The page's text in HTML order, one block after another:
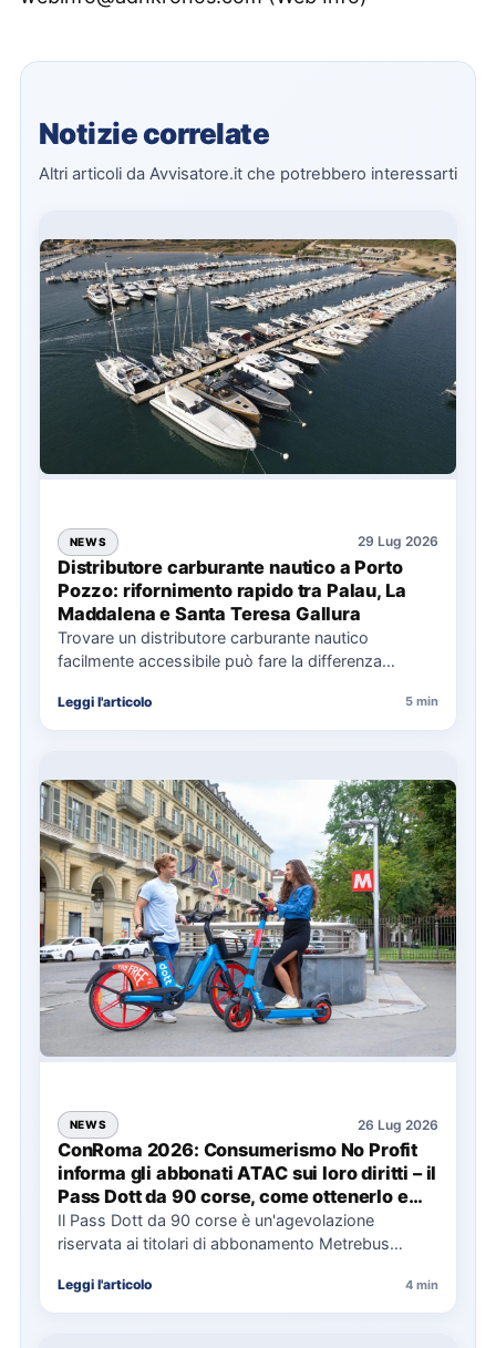
Notizie correlate
Altri articoli da Avvisatore.it che potrebbero interessarti
NEWS 29 Lug 2026
Distributore carburante nautico a Porto
Pozzo: rifornimento rapido tra Palau, La
Maddalena e Santa Teresa Gallura
Trovare un distributore carburante nautico
facilmente accessibile può fare la differenza
soprattutto…
Leggi l'articolo 5 min
NEWS 26 Lug 2026
ConRoma 2026: Consumerismo No Profit
informa gli abbonati ATAC sui loro diritti – il
Pass Dott da 90 corse, come ottenerlo e
cosa spetta in caso di disservizi
Il Pass Dott da 90 corse è un'agevolazione
riservata ai titolari di abbonamento Metrebus
Leggi l'articolo 4 min